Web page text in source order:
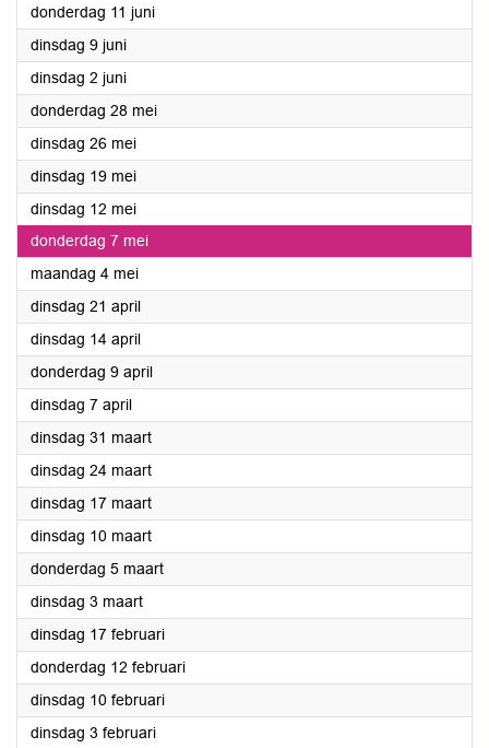
donderdag 11 juni2026
dinsdag 9 juni2026
dinsdag 2 juni2026
donderdag 28 mei2026
dinsdag 26 mei2026
dinsdag 19 mei2026
dinsdag 12 mei2026
donderdag 7 mei2026
maandag 4 mei2026
dinsdag 21 april2026
dinsdag 14 april2026
donderdag 9 april2026
dinsdag 7 april2026
dinsdag 31 maart2026
dinsdag 24 maart2026
dinsdag 17 maart2026
dinsdag 10 maart2026
donderdag 5 maart2026
dinsdag 3 maart2026
dinsdag 17 februari2026
donderdag 12 februari2026
dinsdag 10 februari2026
dinsdag 3 februari2026